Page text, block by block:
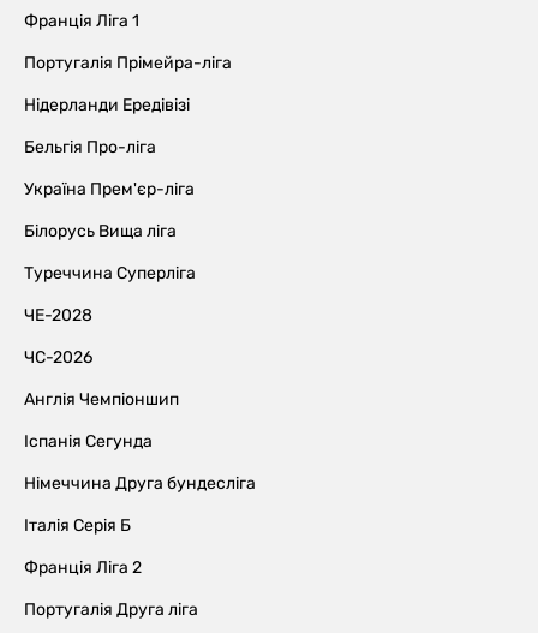
Франція Ліга 1
Португалія Прімейра-ліга
Нідерланди Ередівізі
Бельгія Про-ліга
Україна Прем'єр-ліга
Білорусь Вища ліга
Туреччина Суперліга
ЧЕ-2028
ЧС-2026
Англія Чемпіоншип
Іспанія Сегунда
Німеччина Друга бундесліга
Італія Серія Б
Франція Ліга 2
Португалія Друга ліга